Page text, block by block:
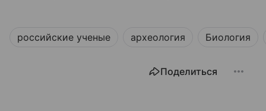
российские ученые археология Биология
Поделиться